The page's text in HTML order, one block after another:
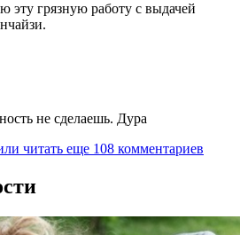
эту грязную работу с выдачей
не сделаешь. Дура
читать еще 108 комментариев